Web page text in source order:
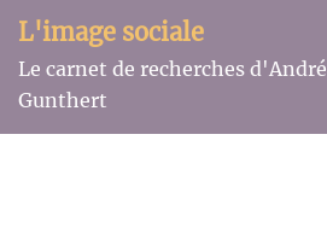
Aller
au
contenu
L'image sociale
Le carnet de recherches d'André
Gunthert